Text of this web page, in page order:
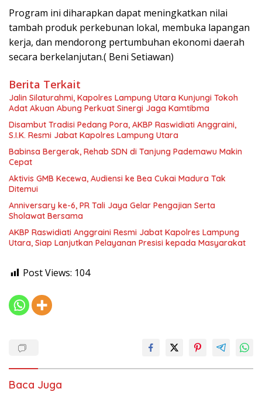
Program ini diharapkan dapat meningkatkan nilai
tambah produk perkebunan lokal, membuka lapangan
kerja, dan mendorong pertumbuhan ekonomi daerah
secara berkelanjutan.( Beni Setiawan)
Berita Terkait
Jalin Silaturahmi, Kapolres Lampung Utara Kunjungi Tokoh
Adat Akuan Abung Perkuat Sinergi Jaga Kamtibma
Disambut Tradisi Pedang Pora, AKBP Raswidiati Anggraini,
S.I.K. Resmi Jabat Kapolres Lampung Utara
Babinsa Bergerak, Rehab SDN di Tanjung Pademawu Makin
Cepat
Aktivis GMB Kecewa, Audiensi ke Bea Cukai Madura Tak
Ditemui
Anniversary ke-6, PR Tali Jaya Gelar Pengajian Serta
Sholawat Bersama
AKBP Raswidiati Anggraini Resmi Jabat Kapolres Lampung
Utara, Siap Lanjutkan Pelayanan Presisi kepada Masyarakat
Post Views: 104
Baca Juga